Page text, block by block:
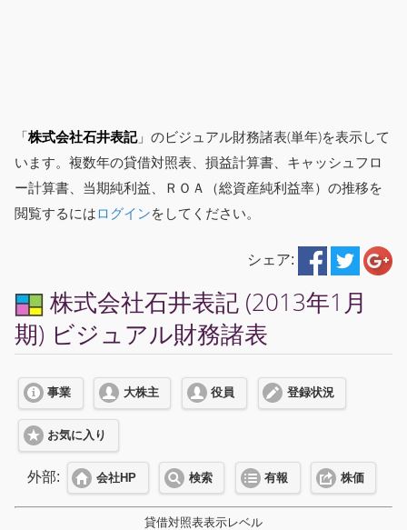
「株式会社石井表記」のビジュアル財務諸表(単年)を表示して
います。複数年の貸借対照表、損益計算書、キャッシュフロ
ー計算書、当期純利益、ＲＯＡ（総資産純利益率）の推移を
閲覧するにはログインをしてください。
シェア:
株式会社石井表記 (2013年1月
期) ビジュアル財務諸表
事業 大株主 役員 登録状況
お気に入り
外部: 会社HP 検索 有報 株価
貸借対照表表示レベル